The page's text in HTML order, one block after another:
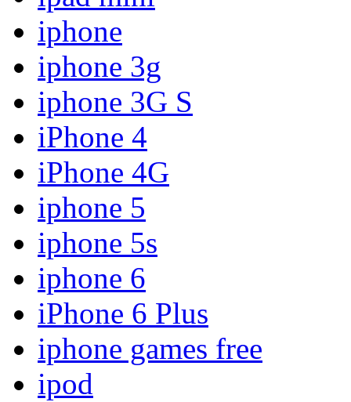
iphone
iphone 3g
iphone 3G S
iPhone 4
iPhone 4G
iphone 5
iphone 5s
iphone 6
iPhone 6 Plus
iphone games free
ipod